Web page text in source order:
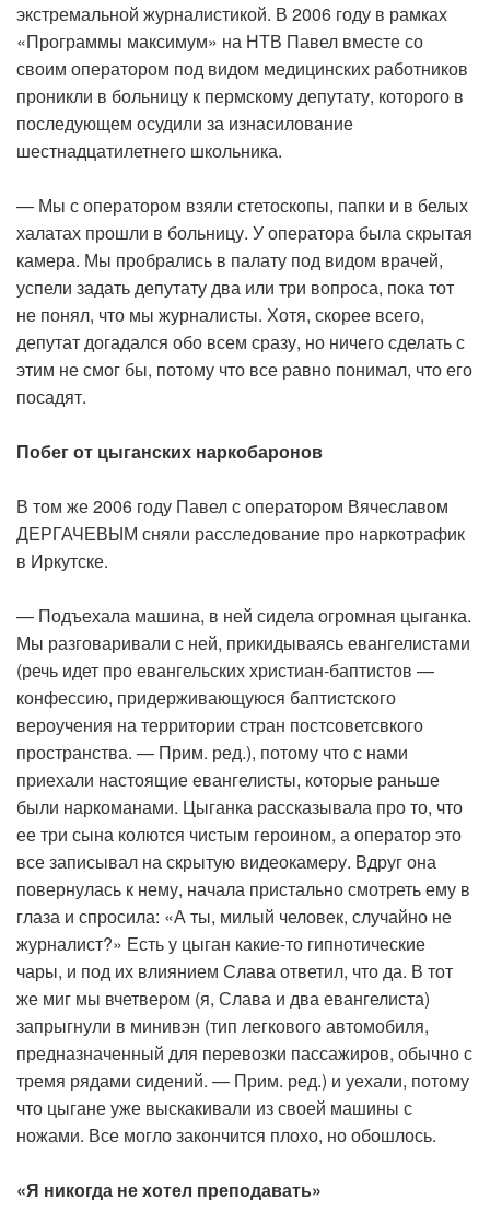
экстремальной журналистикой. В 2006 году в рамках
«Программы максимум» на НТВ Павел вместе со
своим оператором под видом медицинских работников
проникли в больницу к пермскому депутату, которого в
последующем осудили за изнасилование
шестнадцатилетнего школьника.
— Мы с оператором взяли стетоскопы, папки и в белых
халатах прошли в больницу. У оператора была скрытая
камера. Мы пробрались в палату под видом врачей,
успели задать депутату два или три вопроса, пока тот
не понял, что мы журналисты. Хотя, скорее всего,
депутат догадался обо всем сразу, но ничего сделать с
этим не смог бы, потому что все равно понимал, что его
посадят.
Побег от цыганских наркобаронов
В том же 2006 году Павел с оператором Вячеславом
ДЕРГАЧЕВЫМ сняли расследование про наркотрафик
в Иркутске.
— Подъехала машина, в ней сидела огромная цыганка.
Мы разговаривали с ней, прикидываясь евангелистами
(речь идет про евангельских христиан-баптистов —
конфессию, придерживающуюся баптистского
вероучения на территории стран постсоветсвкого
пространства. — Прим. ред.), потому что с нами
приехали настоящие евангелисты, которые раньше
были наркоманами. Цыганка рассказывала про то, что
ее три сына колются чистым героином, а оператор это
все записывал на скрытую видеокамеру. Вдруг она
повернулась к нему, начала пристально смотреть ему в
глаза и спросила: «А ты, милый человек, случайно не
журналист?» Есть у цыган какие-то гипнотические
чары, и под их влиянием Слава ответил, что да. В тот
же миг мы вчетвером (я, Слава и два евангелиста)
запрыгнули в минивэн (тип легкового автомобиля,
предназначенный для перевозки пассажиров, обычно с
тремя рядами сидений. — Прим. ред.) и уехали, потому
что цыгане уже выскакивали из своей машины с
ножами. Все могло закончится плохо, но обошлось.
«Я никогда не хотел преподавать»